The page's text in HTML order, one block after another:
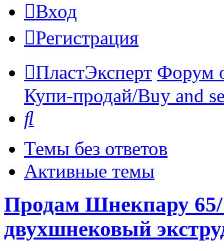
Вход
Регистрация
ПластЭксперт Форум
Купи-продай/Buy and
Темы без ответов
Активные темы
Продам Шнекпару 65/
двухшнековый